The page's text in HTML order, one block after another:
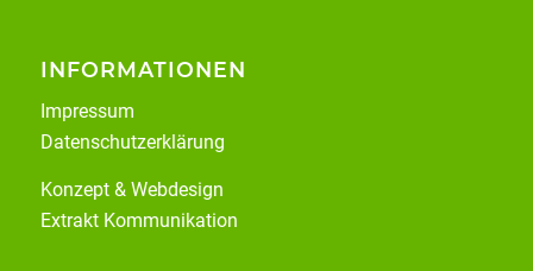
INFORMATIONEN
Impressum
Datenschutzerklärung
Konzept & Webdesign
Extrakt Kommunikation